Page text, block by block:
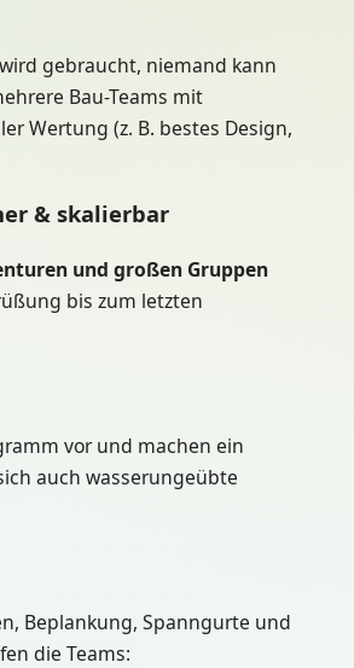
gebraucht, niemand kann
Bau-Teams mit
Wertung (z. B. bestes Design,
& skalierbar
und großen Gruppen
bis zum letzten
vor und machen ein
auch wasserungeübte
Beplankung, Spanngurte und
die Teams: